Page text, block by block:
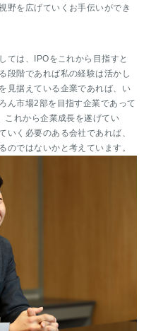
野を広げていくお手伝いができ
ては、IPOをこれから目指すと
段階であれば私の経験は活かし
見据えている企業であれば、い
ん市場2部を目指す企業であって
これから企業成長を遂げてい
いく必要のある会社であれば、
のではないかと考えています。